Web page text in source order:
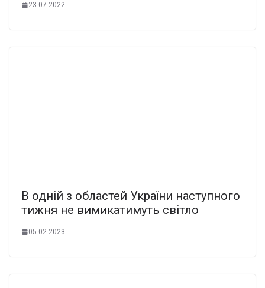
23.07.2022
В одній з областей України наступного
тижня не вимикатимуть світло
05.02.2023